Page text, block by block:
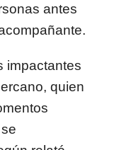
antes
impactantes
quien